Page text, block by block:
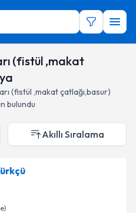
(fistül ,makat
(fistül ,makat çatlağı,basur)
bulundu
Akıllı Sıralama